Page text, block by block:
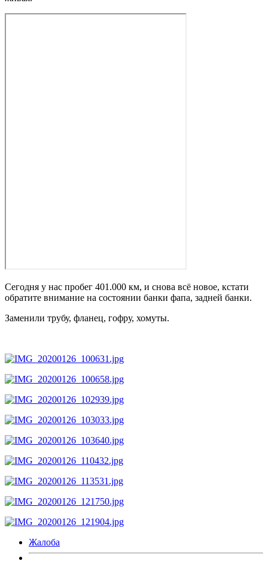
Сегодня у нас пробег 401.000 км, и снова всё новое, кстати
обратите внимание на состоянии банки фапа, задней банки.
Заменили трубу, фланец, гофру, хомуты.
Жалоба